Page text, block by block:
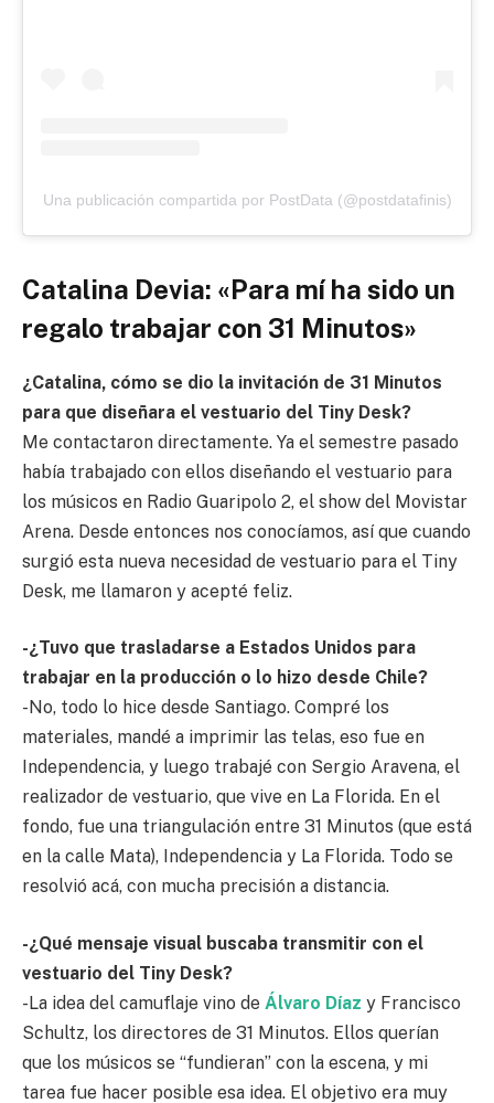
Una publicación compartida por PostData (@postdatafinis)
Catalina Devia: «Para mí ha sido un
regalo trabajar con 31 Minutos»
¿Catalina, cómo se dio la invitación de 31 Minutos
para que diseñara el vestuario del Tiny Desk?
Me contactaron directamente. Ya el semestre pasado
había trabajado con ellos diseñando el vestuario para
los músicos en Radio Guaripolo 2, el show del Movistar
Arena. Desde entonces nos conocíamos, así que cuando
surgió esta nueva necesidad de vestuario para el Tiny
Desk, me llamaron y acepté feliz.
-¿Tuvo que trasladarse a Estados Unidos para
trabajar en la producción o lo hizo desde Chile?
-No, todo lo hice desde Santiago. Compré los
materiales, mandé a imprimir las telas, eso fue en
Independencia, y luego trabajé con Sergio Aravena, el
realizador de vestuario, que vive en La Florida. En el
fondo, fue una triangulación entre 31 Minutos (que está
en la calle Mata), Independencia y La Florida. Todo se
resolvió acá, con mucha precisión a distancia.
-¿Qué mensaje visual buscaba transmitir con el
vestuario del Tiny Desk?
-La idea del camuflaje vino de Álvaro Díaz y Francisco
Schultz, los directores de 31 Minutos. Ellos querían
que los músicos se “fundieran” con la escena, y mi
tarea fue hacer posible esa idea. El objetivo era muy